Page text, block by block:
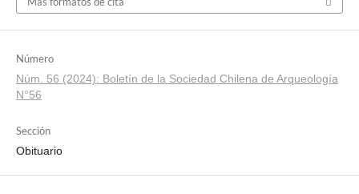
Número
Núm. 56 (2024): Boletín de la Sociedad Chilena de Arqueología
N°56
Sección
Obituario